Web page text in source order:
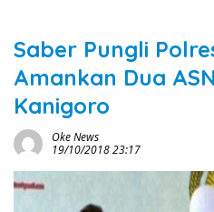
Saber Pungli
Amankan Dua
Kanigoro
Oke News
19/10/2018 23:17